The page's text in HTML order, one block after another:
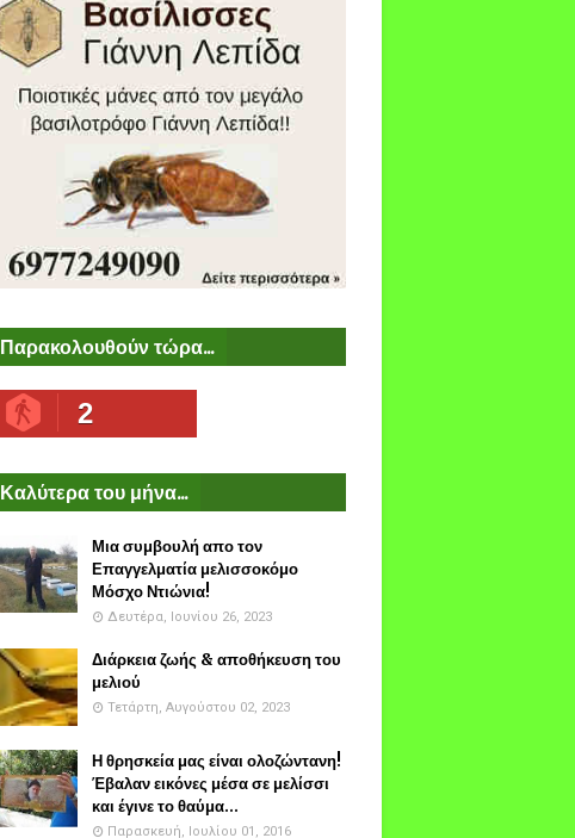
Παρακολουθούν τώρα...
2
Καλύτερα του μήνα...
Μια συμβουλή απο τον
Επαγγελματία μελισσοκόμο
Μόσχο Ντιώνια!
Δευτέρα, Ιουνίου 26, 2023
Διάρκεια ζωής & αποθήκευση του
μελιού
Τετάρτη, Αυγούστου 02, 2023
Η θρησκεία μας είναι ολοζώντανη!
Έβαλαν εικόνες μέσα σε μελίσσι
και έγινε το θαύμα...
Παρασκευή, Ιουλίου 01, 2016